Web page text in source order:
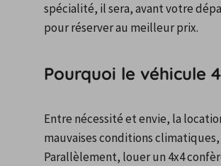
spécialité, il sera, avant votre
pour réserver au meilleur prix.
Pourquoi le véhicule
Entre nécessité et envie, la
mauvaises conditions
Parallèlement, louer un 4x4